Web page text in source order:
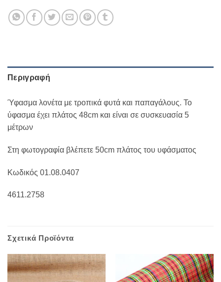
Περιγραφή
Ύφασμα λονέτα με τροπικά φυτά και παπαγάλους. Το
ύφασμα έχει πλάτος 48cm και είναι σε συσκευασία 5
μέτρων
Στη φωτογραφία βλέπετε 50cm πλάτος του υφάσματος
Κωδικός 01.08.0407
4611.2758
Σχετικά Προϊόντα